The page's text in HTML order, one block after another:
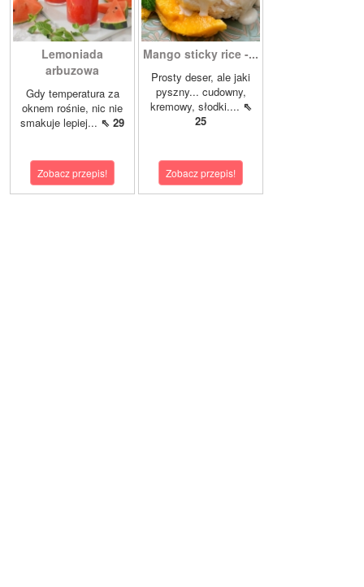
Lemoniada
arbuzowa
Gdy temperatura za
oknem rośnie, nic nie
smakuje lepiej... ⇖ 29
Zobacz przepis!
Mango sticky rice -...
Prosty deser, ale jaki
pyszny... cudowny,
kremowy, słodki.... ⇖
25
Zobacz przepis!